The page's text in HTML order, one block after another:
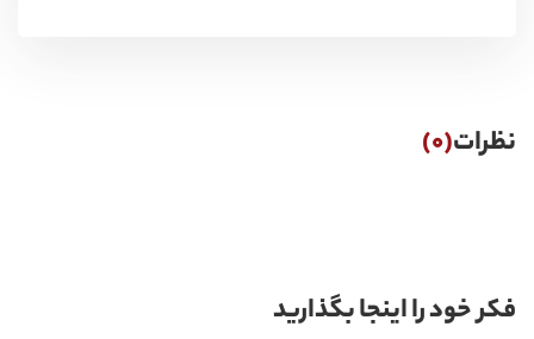
نظرات(0)
فکر خود را اینجا بگذارید